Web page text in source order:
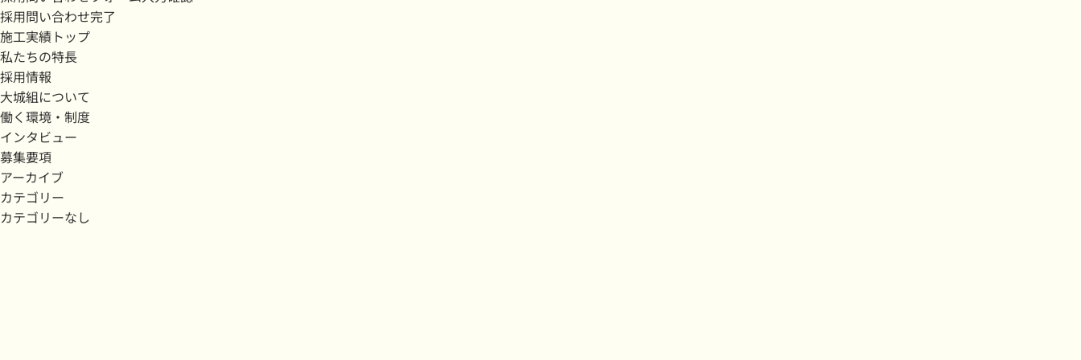
採用問い合わせ完了
施工実績トップ
私たちの特長
採用情報
大城組について
働く環境・制度
インタビュー
募集要項
アーカイブ
カテゴリー
カテゴリーなし